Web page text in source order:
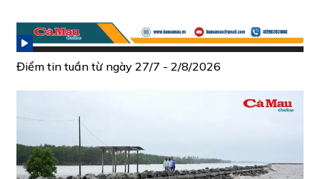
Điểm tin tuần từ ngày 27/7 - 2/8/2026